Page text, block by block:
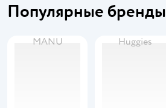
Популярные бренды
MANU Huggies